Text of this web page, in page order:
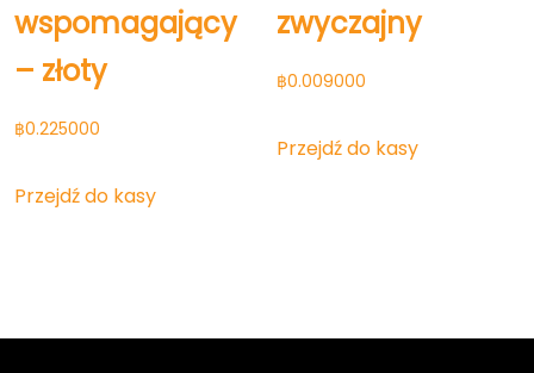
wspomagający
– złoty
฿0.225000
Przejdź do kasy
zwyczajny
฿0.009000
Przejdź do kasy